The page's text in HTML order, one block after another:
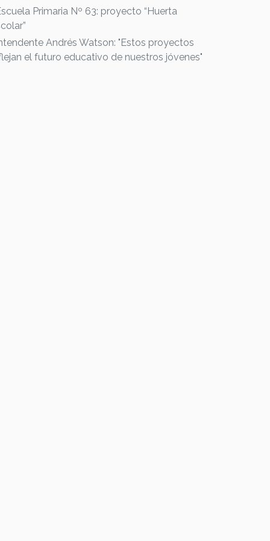
Primaria Nº 63: proyecto “Huerta
Andrés Watson: "Estos proyectos
el futuro educativo de nuestros jóvenes"